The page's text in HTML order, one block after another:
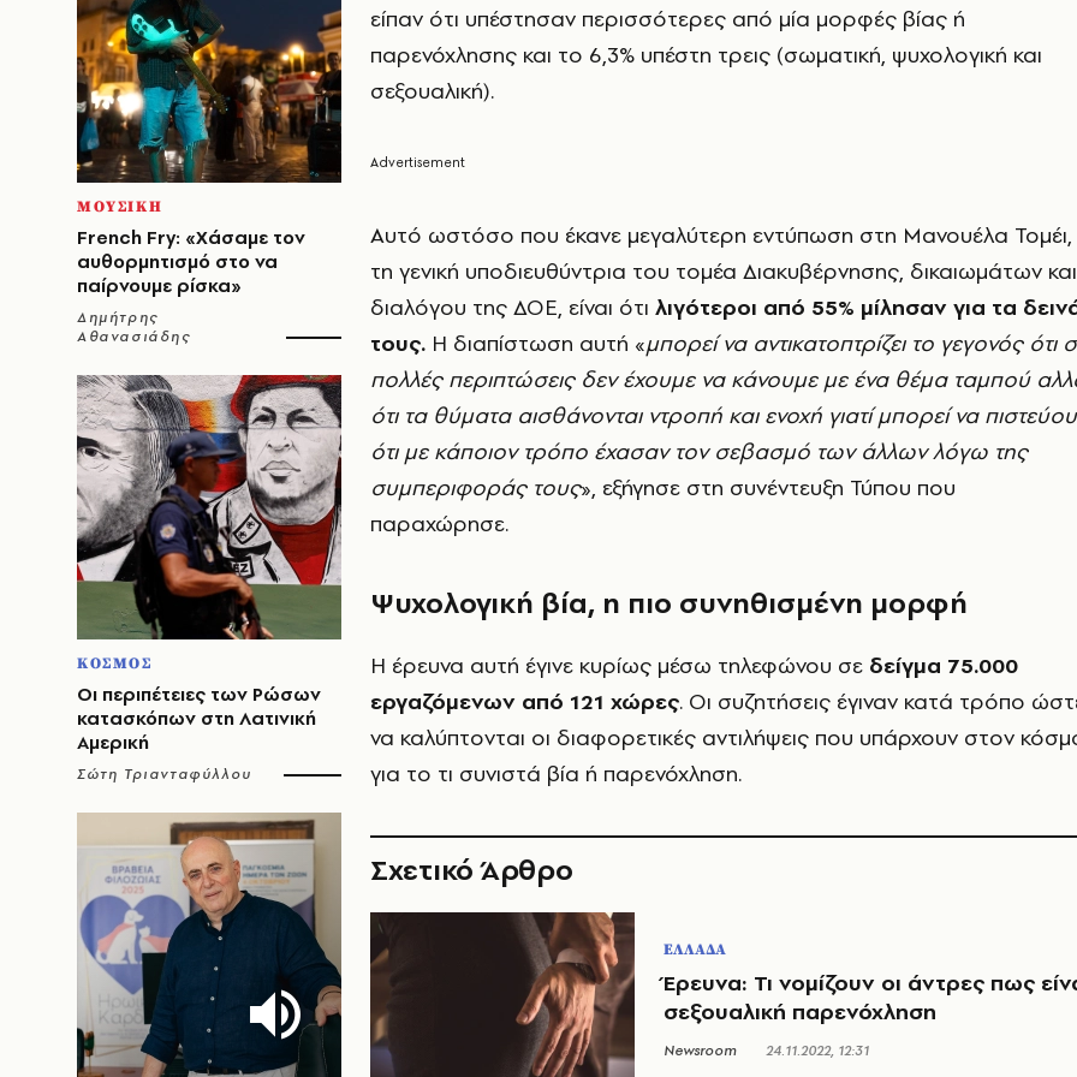
ΜΟΥΣΙΚΗ
French Fry: «Χάσαμε τον
αυθορμητισμό στο να
παίρνουμε ρίσκα»
Δημήτρης
Αθανασιάδης
ΚΟΣΜΟΣ
Οι περιπέτειες των Ρώσων
κατασκόπων στη Λατινική
Αμερική
Σώτη Τριανταφύλλου
είπαν ότι υπέστησαν περισσότερες από μία μορφές βίας ή
παρενόχλησης και το 6,3% υπέστη τρεις (σωματική, ψυχολογική και
σεξουαλική).
Αυτό ωστόσο που έκανε μεγαλύτερη εντύπωση στη Μανουέλα Τομέι,
τη γενική υποδιευθύντρια του τομέα Διακυβέρνησης, δικαιωμάτων και
διαλόγου της ΔΟΕ, είναι ότι λιγότεροι από 55% μίλησαν για τα
τους. Η διαπίστωση αυτή «μπορεί να αντικατοπτρίζει το γεγονός ότι
πολλές περιπτώσεις δεν έχουμε να κάνουμε με ένα θέμα ταμπού
ότι τα θύματα αισθάνονται ντροπή και ενοχή γιατί μπορεί να
ότι με κάποιον τρόπο έχασαν τον σεβασμό των άλλων λόγω της
συμπεριφοράς τους», εξήγησε στη συνέντευξη Τύπου που
παραχώρησε.
Ψυχολογική βία, η πιο συνηθισμένη μορφή
Η έρευνα αυτή έγινε κυρίως μέσω τηλεφώνου σε δείγμα 75.000
εργαζόμενων από 121 χώρες. Οι συζητήσεις έγιναν κατά τρόπο
να καλύπτονται οι διαφορετικές αντιλήψεις που υπάρχουν στον
για το τι συνιστά βία ή παρενόχληση.
Σχετικό Άρθρο
ΕΛΛΑΔΑ
Έρευνα: Τι νομίζουν οι άντρες πως
σεξουαλική παρενόχληση
Newsroom 24.11.2022, 12:31